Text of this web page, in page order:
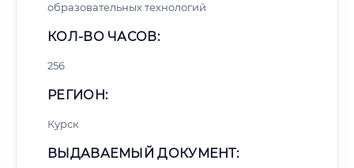
образовательных технологий
КОЛ-ВО ЧАСОВ:
256
РЕГИОН:
Курск
ВЫДАВАЕМЫЙ ДОКУМЕНТ: